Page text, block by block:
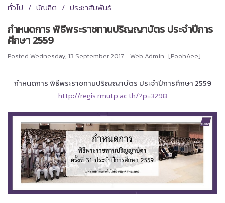
ทั่วไป
บัณฑิต ประชาสัมพันธ์
กำหนดการ พิธีพระราชทานปริญญาบัตร ประจำปีการ
ศึกษา 2559
Posted Wednesday, 13 September 2017 Web Admin : [PoohAee]
กำหนดการ พิธีพระราชทานปริญญาบัตร ประจำปีการศึกษา 2559
http://regis.rmutp.ac.th/?p=3298